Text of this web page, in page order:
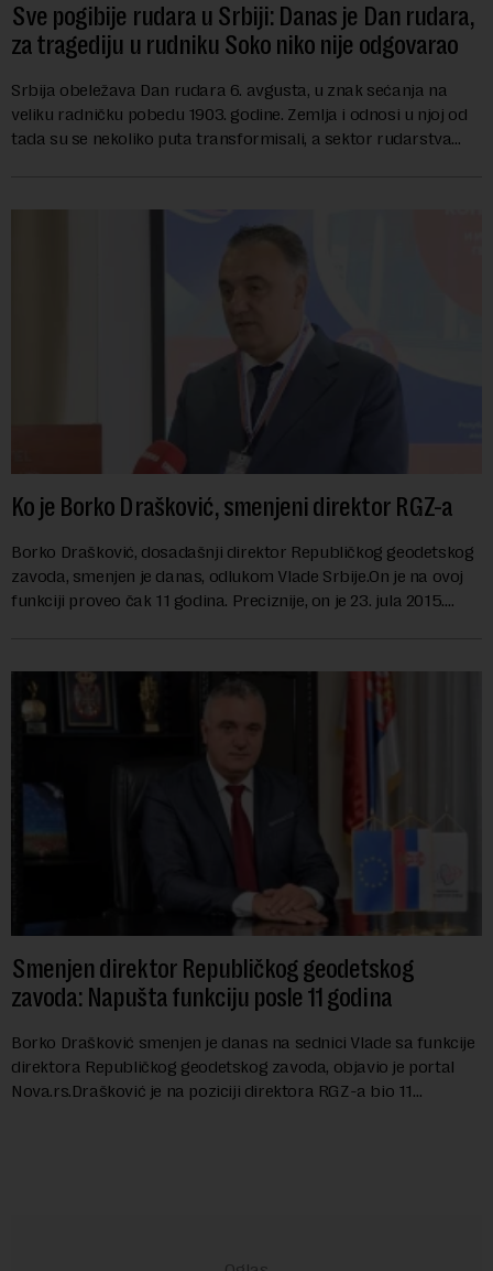
Sve pogibije rudara u Srbiji: Danas je Dan rudara,
za tragediju u rudniku Soko niko nije odgovarao
Srbija obeležava Dan rudara 6. avgusta, u znak sećanja na
veliku radničku pobedu 1903. godine. Zemlja i odnosi u njoj od
tada su se nekoliko puta transformisali, a sektor rudarstva
Ko je Borko Drašković, smenjeni direktor RGZ-a
Borko Drašković, dosadašnji direktor Republičkog geodetskog
zavoda, smenjen je danas, odlukom Vlade Srbije.On je na ovoj
funkciji proveo čak 11 godina. Preciznije, on je 23. jula 2015.
Smenjen direktor Republičkog geodetskog
zavoda: Napušta funkciju posle 11 godina
Borko Drašković smenjen je danas na sednici Vlade sa funkcije
direktora Republičkog geodetskog zavoda, objavio je portal
Nova.rs.Drašković je na poziciji direktora RGZ-a bio 11